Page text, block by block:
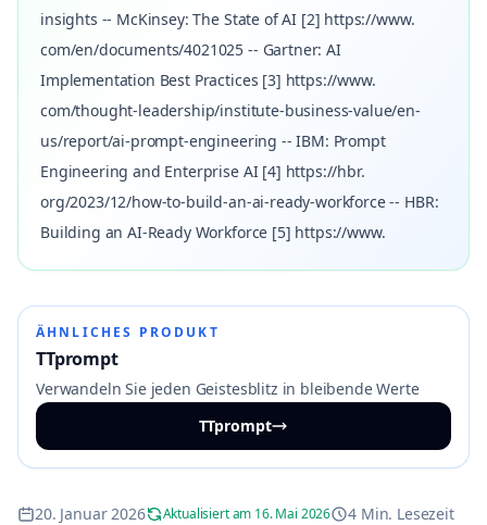
insights -- McKinsey: The State of AI [2] https://www.
com/en/documents/4021025 -- Gartner: AI
Implementation Best Practices [3] https://www.
com/thought-leadership/institute-business-value/en-
us/report/ai-prompt-engineering -- IBM: Prompt
Engineering and Enterprise AI [4] https://hbr.
org/2023/12/how-to-build-an-ai-ready-workforce -- HBR:
Building an AI-Ready Workforce [5] https://www.
ÄHNLICHES PRODUKT
TTprompt
Verwandeln Sie jeden Geistesblitz in bleibende Werte
TTprompt
20. Januar 2026 Aktualisiert am 16. Mai 2026 4 Min. Lesezeit